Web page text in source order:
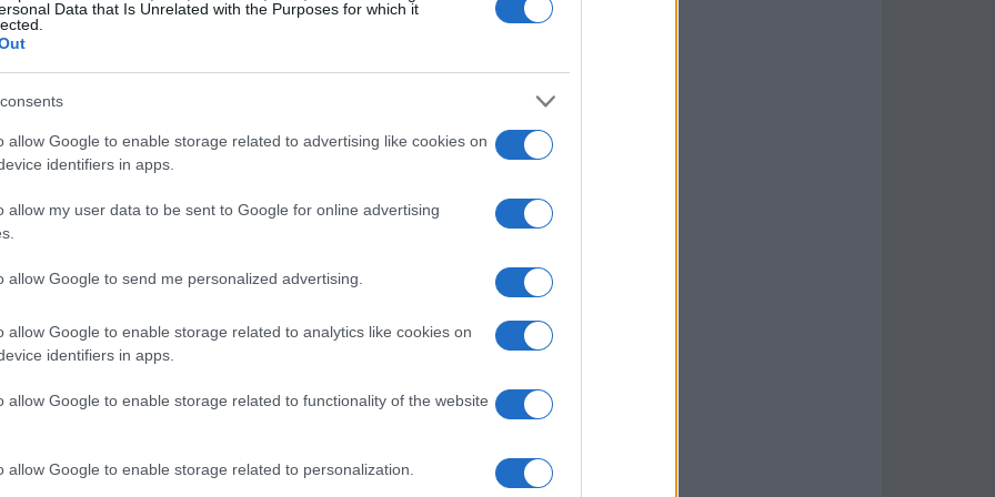
Data that Is Unrelated with the Purposes for which it
allow Google to enable storage related to advertising like cookies on
identifiers in apps.
allow my user data to be sent to Google for online advertising
allow Google to send me personalized advertising.
allow Google to enable storage related to analytics like cookies on
identifiers in apps.
allow Google to enable storage related to functionality of the website
allow Google to enable storage related to personalization.
di Ostrava presenta sfide avvincenti. Tra i
Vit Kopriva e un qualificato, che potrebbe
interessanti includono la sfida tra
due giocatori con stili di gioco distintivi.
e Hady Habib alza ulteriormente il
partita un evento da seguire con